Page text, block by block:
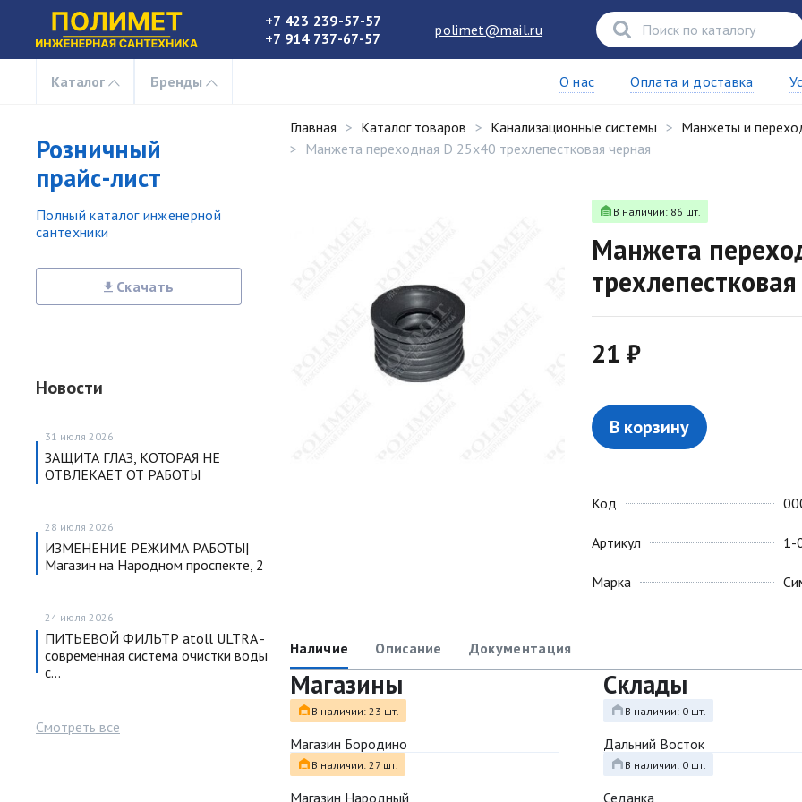
+7 423 239-57-57
+7 914 737-67-57
polimet@mail.ru
Каталог Бренды О нас Оплата и доставка
Розничный
прайс-лист
Полный каталог инженерной
сантехники
Скачать
Новости
31 июля 2026
ЗАЩИТА ГЛАЗ, КОТОРАЯ НЕ
ОТВЛЕКАЕТ ОТ РАБОТЫ
28 июля 2026
ИЗМЕНЕНИЕ РЕЖИМА РАБОТЫ|
Магазин на Народном проспекте, 2
24 июля 2026
ПИТЬЕВОЙ ФИЛЬТР atoll ULTRA -
современная система очистки воды
с…
Смотреть все
Главная Каталог товаров Канализационные системы
Манжеты и
Манжета переходная D 25х40 трехлепестковая черная
В наличии: 86 шт.
Манжета
21 ₽
В корзину
Код
Артикул
Марка
1-
Наличие Описание Документация
Магазины
В наличии: 23 шт.
Магазин Бородино
В наличии: 27 шт.
Магазин Народный
Склады
В наличии: 0 шт.
Дальний Восток
В наличии: 0 шт.
Седанка